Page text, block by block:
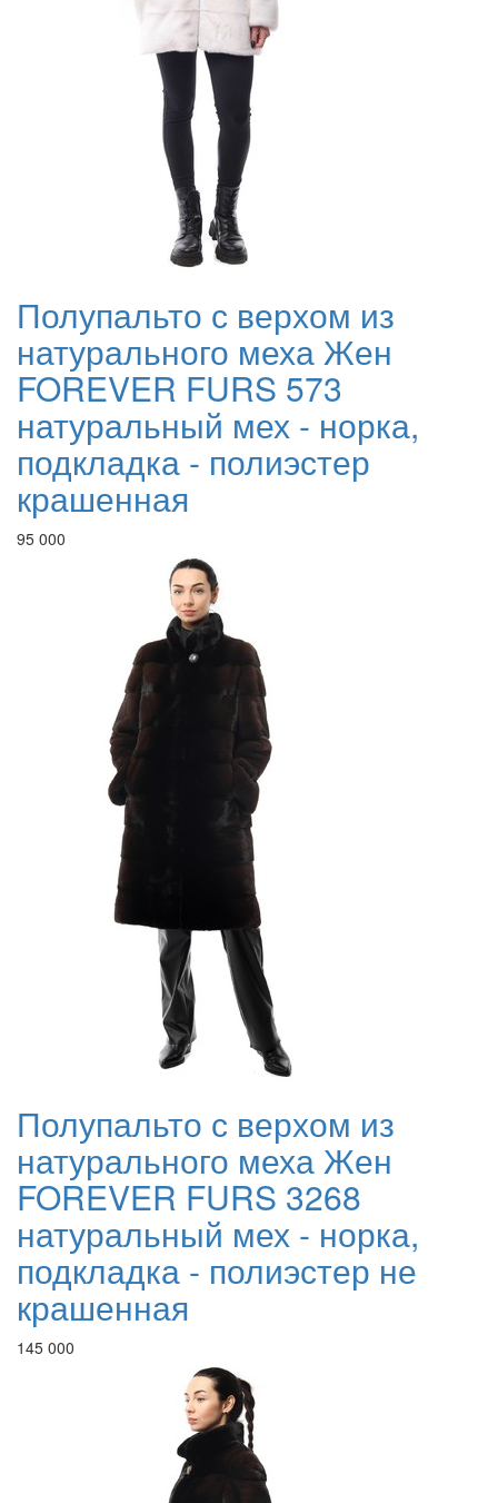
Полупальто с верхом из
натурального меха Жен
FOREVER FURS 573
натуральный мех - норка,
подкладка - полиэстер
крашенная
95 000
Полупальто с верхом из
натурального меха Жен
FOREVER FURS 3268
натуральный мех - норка,
подкладка - полиэстер не
крашенная
145 000